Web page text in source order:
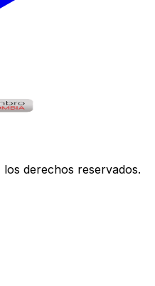
los derechos reservados.